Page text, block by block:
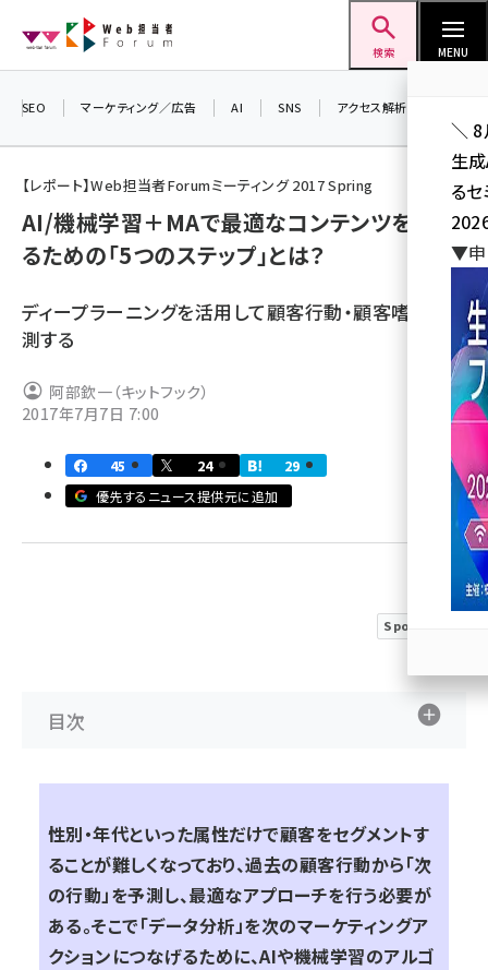
ン
検索 MENU
seo (3544)
youtube (2455)
セミナー (2327)
meo (1288)
SEO マーケティング／広告 AI SNS アクセス解析／データ分析
【レポート】Web担当者Forumミーティング 2017 Spring
AI/機械学習＋MAで最適なコンテンツを届け
るための「5つのステップ」とは？
ディープラーニングを活用して顧客行動・顧客嗜好を予
測する
阿部欽一（キットフック）
2017年7月7日 7:00
45 24
29
優先するニュース提供元に追加
Sponsored
目次
性別・年代といった属性だけで顧客をセグメントす
ることが難しくなっており、過去の顧客行動から「次
の行動」を予測し、最適なアプローチを行う必要が
ある。そこで「データ分析」を次のマーケティングア
クションにつなげるために、AIや機械学習のアルゴ
＼ 8
生
る
▼申